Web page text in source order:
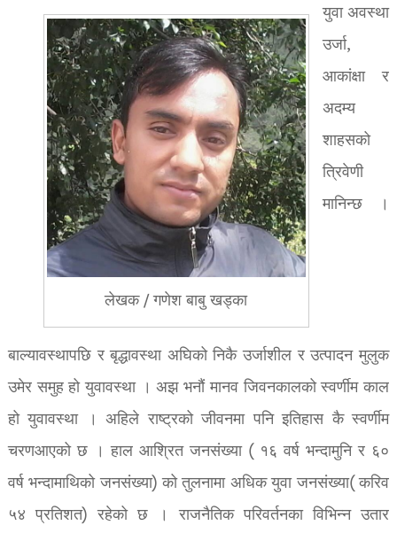
लेखक / गणेश बाबु खड्का
युवा अवस्था
उर्जा,
आकांक्षा र
अदम्य
शाहसको
त्रिवेणी
मानिन्छ ।
बाल्यावस्थापछि र बृद्धावस्था अघिको निकै उर्जाशील र उत्पादन मुलुक
उमेर समुह हो युवावस्था । अझ भनौं मानव जिवनकालको स्वर्णीम काल
हो युवावस्था । अहिले राष्ट्रको जीवनमा पनि इतिहास कै स्वर्णीम
चरणआएको छ । हाल आश्रित जनसंख्या ( १६ वर्ष भन्दामुनि र ६०
वर्ष भन्दामाथिको जनसंख्या) को तुलनामा अधिक युवा जनसंख्या( करिव
५४ प्रतिशत) रहेको छ । राजनैतिक परिवर्तनका विभिन्न उतार